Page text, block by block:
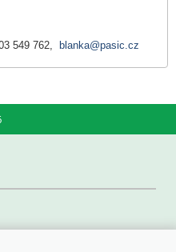
549 762,
blanka@pasic.cz